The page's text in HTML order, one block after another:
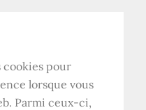
cookies pour
lorsque vous
Parmi ceux-ci,